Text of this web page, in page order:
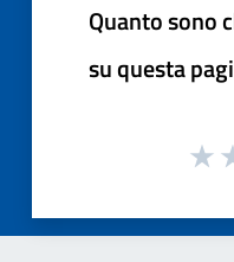
Quanto sono
su questa